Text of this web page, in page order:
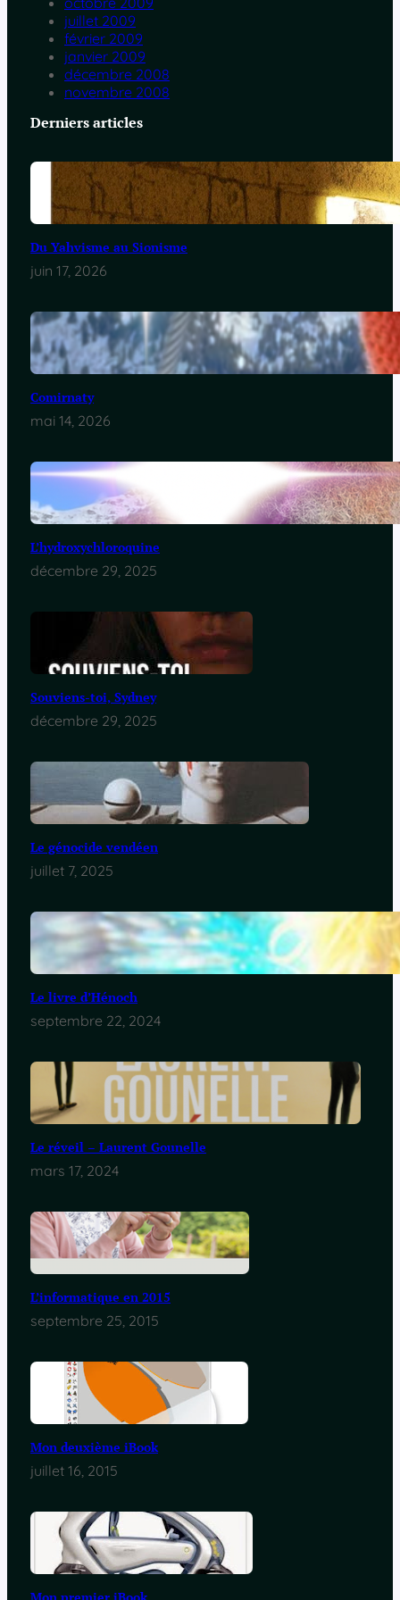
juillet 2009
février 2009
janvier 2009
décembre 2008
novembre 2008
Derniers articles
Du Yahvisme au Sionisme
juin 17, 2026
Comirnaty
mai 14, 2026
L’hydroxychloroquine
décembre 29, 2025
Souviens-toi, Sydney
décembre 29, 2025
Le génocide vendéen
juillet 7, 2025
Le livre d’Hénoch
septembre 22, 2024
Le réveil – Laurent Gounelle
mars 17, 2024
L’informatique en 2015
septembre 25, 2015
Mon deuxième iBook
juillet 16, 2015